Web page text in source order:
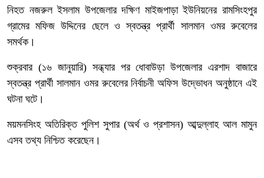
‎নিহত নজরুল ইসলাম উপজেলার দক্ষিণ মাইজপাড়া ইউনিয়নের রামসিংহপুর
গ্রামের মফিজ উদ্দিনের ছেলে ও স্বতন্ত্র প্রার্থী সালমান ওমর রুবেলের
সমর্থক।
‎শুক্রবার (১৬ জানুয়ারি) সন্ধ্যার পর ধোবাউড়া উপজেলার এরশাদ বাজারে
স্বতন্ত্র প্রার্থী সালমান ওমর রুবেলের নির্বাচনী অফিস উদ্ভোধন অনুষ্ঠানে এই
ঘটনা ঘটে।
‎ময়মনসিংহ অতিরিক্ত পুলিশ সুপার (অর্থ ও প্রশাসন) আব্দুল্লাহ আল মামুন
এসব তথ্য নিশ্চিত করেছেন।